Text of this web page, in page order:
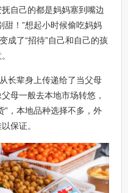
自己的都是妈妈塞到嘴边
甜！”想起小时候偷吃妈妈
成了“招待”自己和自己的孩
长辈身上传递给了当父母
母一般去本地市场转悠，
”，本地品种选择不多，外
保证。